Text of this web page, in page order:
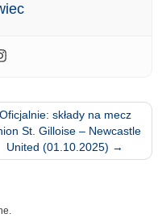
Oficjalnie: składy na mecz
St. Gilloise – Newcastle
United (01.10.2025) →